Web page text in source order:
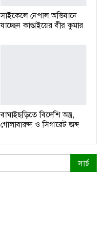
সাইকেলে নেপাল অভিযানে
যাচ্ছেন কাপ্তাইয়ের বীর কুমার
বাঘাইছড়িতে বিদেশি অস্ত্র,
গোলাবারুদ ও সিগারেট জব্দ